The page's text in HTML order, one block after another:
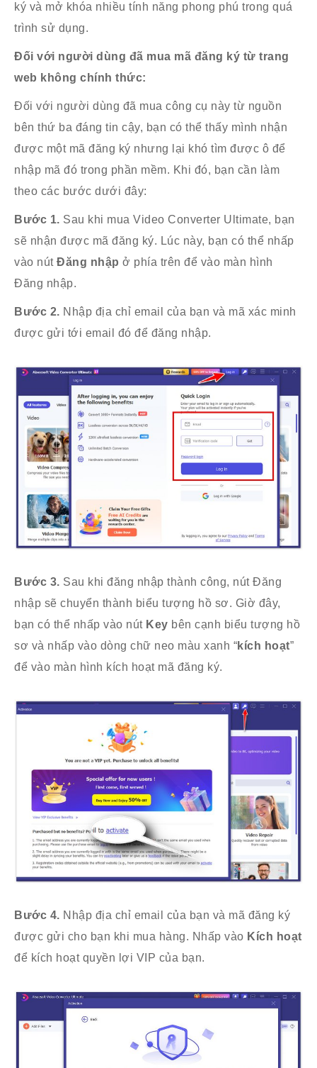
Hình mờ video
Chỉnh màu
Bộ điều khiển tốc độ video
Trình quay video
Công cụ quay video
Tăng âm lượng
Đồng bộ hóa âm thanh
Thay đổi ngày tệp
ký và mở khóa nhiều tính năng phong phú trong quá
trình sử dụng.
Đối với người dùng đã mua mã đăng ký từ trang
web không chính thức:
Đối với người dùng đã mua công cụ này từ nguồn
bên thứ ba đáng tin cậy, bạn có thể thấy mình nhận
được một mã đăng ký nhưng lại khó tìm được ô để
nhập mã đó trong phần mềm. Khi đó, bạn cần làm
theo các bước dưới đây:
Bước 1. Sau khi mua Video Converter Ultimate, bạn
sẽ nhận được mã đăng ký. Lúc này, bạn có thể nhấp
vào nút Đăng nhập ở phía trên để vào màn hình
Đăng nhập.
Bước 2. Nhập địa chỉ email của bạn và mã xác minh
được gửi tới email đó để đăng nhập.
Bước 3. Sau khi đăng nhập thành công, nút Đăng
nhập sẽ chuyển thành biểu tượng hồ sơ. Giờ đây,
bạn có thể nhấp vào nút Key bên cạnh biểu tượng hồ
sơ và nhấp vào dòng chữ neo màu xanh “kích hoạt”
để vào màn hình kích hoạt mã đăng ký.
Bước 4. Nhập địa chỉ email của bạn và mã đăng ký
được gửi cho bạn khi mua hàng. Nhấp vào Kích hoạt
để kích hoạt quyền lợi VIP của bạn.